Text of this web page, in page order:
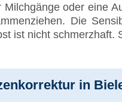
oder eine
Die
ist nicht
in